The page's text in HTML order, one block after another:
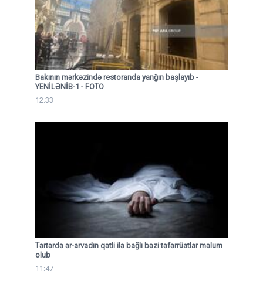
Bakının mərkəzində restoranda yanğın başlayıb -
YENİLƏNİB-1 - FOTO
12:33
Tərtərdə ər-arvadın qətli ilə bağlı bəzi təfərrüatlar məlum
olub
11:47